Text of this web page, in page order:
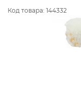
Код товара: 144332